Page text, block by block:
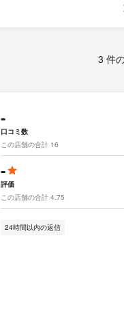
3 件
-
口コミ数
この店舗の合計 16
-
評価
この店舗の合計 4.75
24時間以内の返信